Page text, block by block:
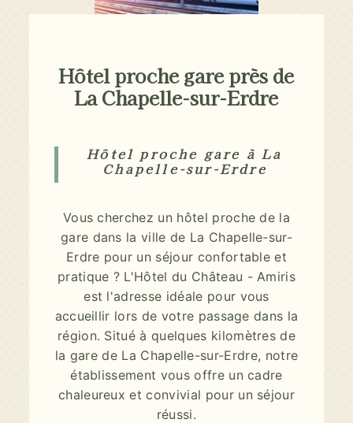
Hôtel proche gare près de
La Chapelle-sur-Erdre
Hôtel proche gare à La
Chapelle-sur-Erdre
Vous cherchez un hôtel proche de la
gare dans la ville de La Chapelle-sur-
Erdre pour un séjour confortable et
pratique ? L'Hôtel du Château - Amiris
est l'adresse idéale pour vous
accueillir lors de votre passage dans la
région. Situé à quelques kilomètres de
la gare de La Chapelle-sur-Erdre, notre
établissement vous offre un cadre
chaleureux et convivial pour un séjour
réussi.